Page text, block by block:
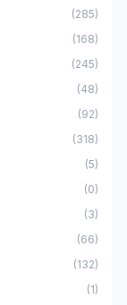
(285)
(168)
(245)
(48)
(92)
(318)
(5)
(0)
(3)
(66)
(132)
(1)